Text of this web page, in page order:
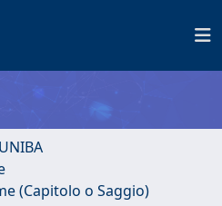
(Capitolo o Saggio)